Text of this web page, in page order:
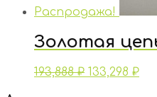
Распродажа!
Золотая
193,888₽ 133,298 ₽